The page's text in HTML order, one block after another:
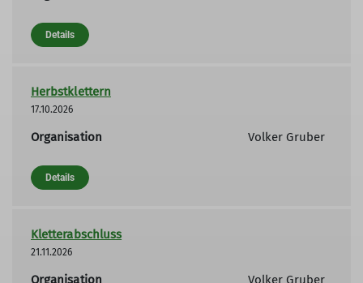
Details
Herbstklettern
17.10.2026
Organisation Volker Gruber
Details
Kletterabschluss
21.11.2026
Organisation Volker Gruber